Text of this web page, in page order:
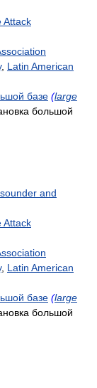
Attack
, Latin American
базе (large
большой
and
Attack
, Latin American
базе (large
большой